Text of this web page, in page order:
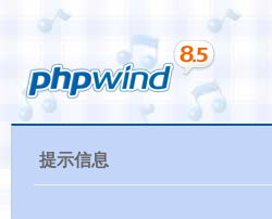
提示信息